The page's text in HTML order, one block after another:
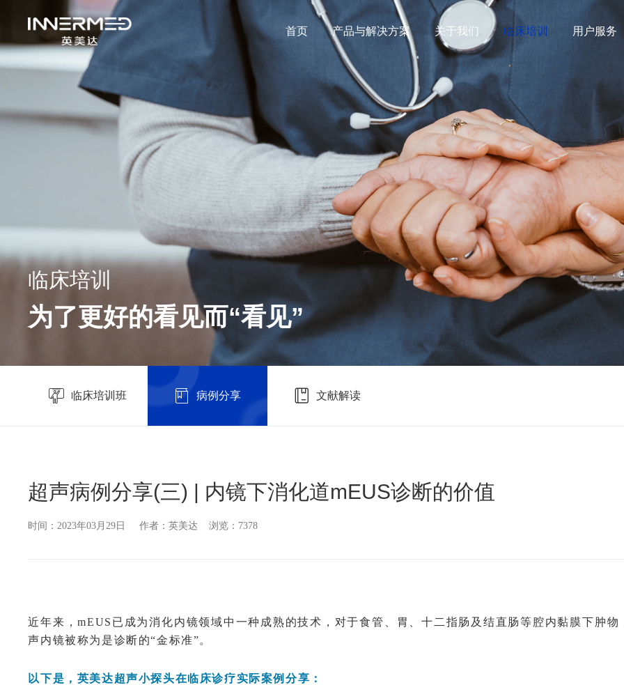
首页 产品与解决方案 关于我们 临床培训 用户服务
临床培训
为了更好的看见而“看见”
临床培训班 病例分享 文献解读
超声病例分享(三) | 内镜下消化道mEUS诊断的价值
时间：2023年03月29日 作者：英美达 浏览：7378
近年来，mEUS已成为消化内镜领域中一种成熟的技术，对于食管、胃、十二指肠及结直肠等腔内黏膜下肿物
声内镜被称为是诊断的“金标准”。
以下是，英美达超声小探头在临床诊疗实际案例分享：